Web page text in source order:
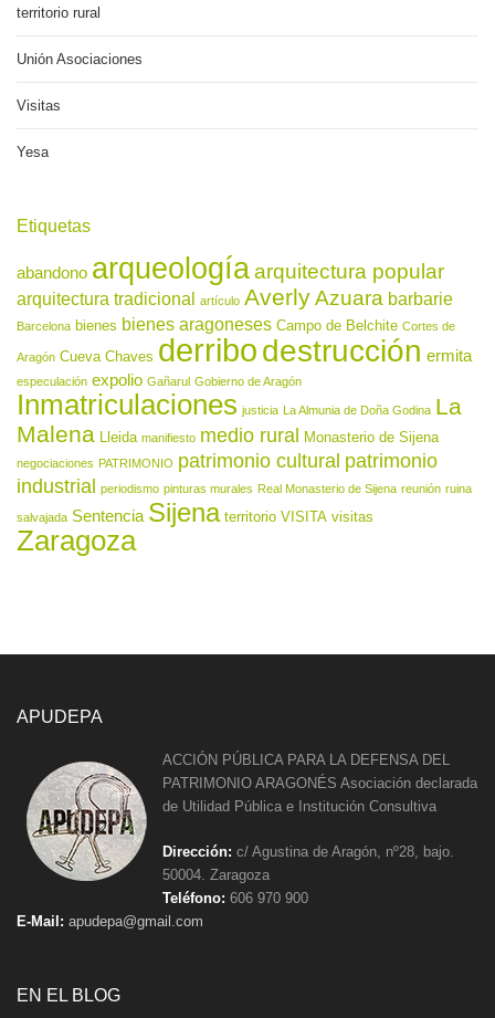
territorio rural
Unión Asociaciones
Visitas
Yesa
Etiquetas
abandono arqueologíaarquitectura popular
arquitectura tradicional artículo AverlyAzuara barbarie
Barcelona bienes bienes aragoneses Campo de Belchite Cortes de
Aragón Cueva Chaves derribodestrucción ermita
especulación expolio Gañarul Gobierno de Aragón
Inmatriculaciones justicia La Almunia de Doña Godina La
Malena Lleida manifiesto medio rural Monasterio de Sijena
negociaciones PATRIMONIO patrimonio cultural patrimonio
industrial periodismo pinturas murales Real Monasterio de Sijena reunión ruina
salvajada Sentencia Sijena territorio VISITA visitas
Zaragoza
APUDEPA
ACCIÓN PÚBLICA PARA LA DEFENSA DEL
PATRIMONIO ARAGONÉS Asociación declarada
de Utilidad Pública e Institución Consultiva
Dirección: c/ Agustina de Aragón, nº28, bajo.
50004. Zaragoza
Teléfono: 606 970 900
E-Mail: apudepa@gmail.com
EN EL BLOG